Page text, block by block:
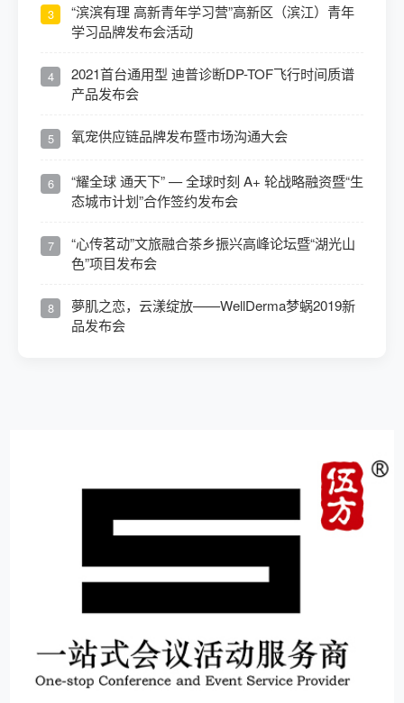
3
“滨滨有理 高新青年学习营”高新区（滨江）青年
学习品牌发布会活动
4
2021首台通用型 迪普诊断DP-TOF飞行时间质谱
产品发布会
5 氧宠供应链品牌发布暨市场沟通大会
6
“耀全球 通天下” — 全球时刻 A+ 轮战略融资暨“生
态城市计划”合作签约发布会
7
“心传茗动”文旅融合茶乡振兴高峰论坛暨“湖光山
色”项目发布会
8
夢肌之恋，云漾绽放——WellDerma梦蜗2019新
品发布会
服务客户15 年1000+ 品牌10000+ 信任